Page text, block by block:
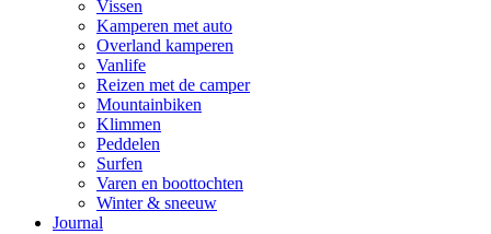
Vissen
Kamperen met auto
Overland kamperen
Vanlife
Reizen met de camper
Mountainbiken
Klimmen
Peddelen
Surfen
Varen en boottochten
Winter & sneeuw
Journal